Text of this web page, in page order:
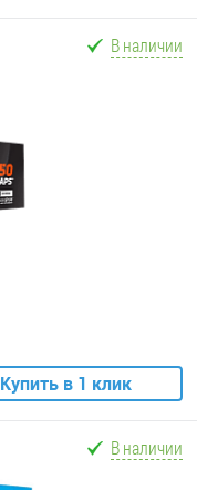
В наличии
Купить в 1 клик
В наличии